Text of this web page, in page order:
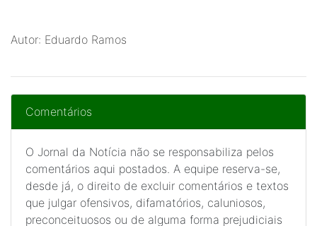
Autor: Eduardo Ramos
Comentários
O Jornal da Notícia não se responsabiliza pelos
comentários aqui postados. A equipe reserva-se,
desde já, o direito de excluir comentários e textos
que julgar ofensivos, difamatórios, caluniosos,
preconceituosos ou de alguma forma prejudiciais